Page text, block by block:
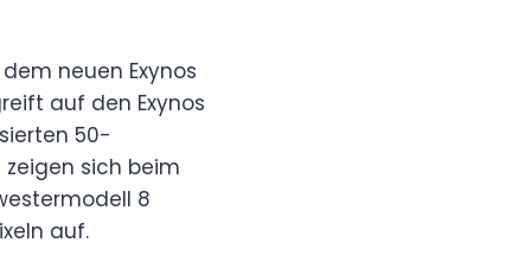
neuen Exynos
auf den Exynos
50-
sich beim
8
auf.